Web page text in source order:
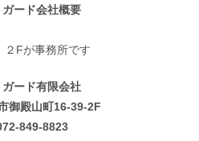
ード会社概要
Fが事務所です
ード有限会社
御殿山町16-39-2F
849-8823